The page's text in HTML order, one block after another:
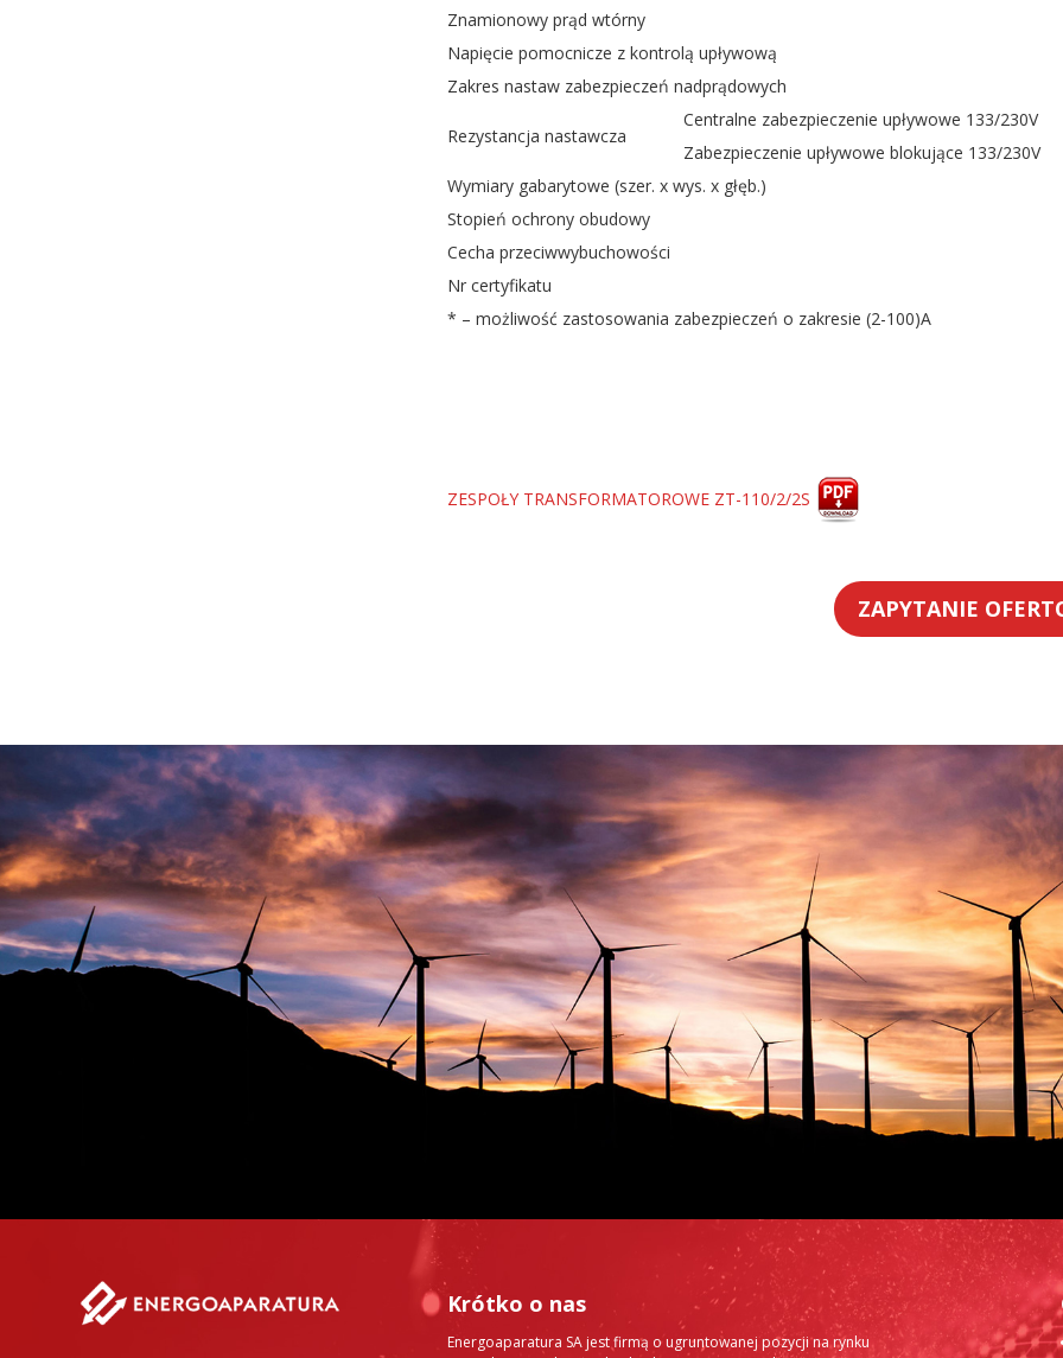
Znamionowy prąd wtórny
Napięcie pomocnicze z kontrolą upływową
Zakres nastaw zabezpieczeń nadprądowych
Rezystancja nastawcza
Centralne zabezpieczenie upływowe 133/230V
Zabezpieczenie upływowe blokujące 133/230V
Wymiary gabarytowe (szer. x wys. x głęb.)
Stopień ochrony obudowy
Cecha przeciwwybuchowości
Nr certyfikatu
* – możliwość zastosowania zabezpieczeń o zakresie (2-100)A
ZESPOŁY TRANSFORMATOROWE ZT-110/2/2S
ZAPYTANIE
Krótko o nas
Energoaparatura SA jest firmą o ugruntowanej pozycji na rynku